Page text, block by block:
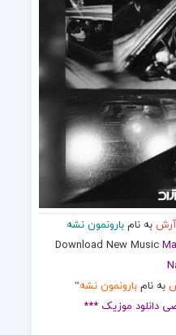
آرش به نامبارونمون نشه
Download New Music
به نامبارونمون نشه“
دانلود موزیک ***